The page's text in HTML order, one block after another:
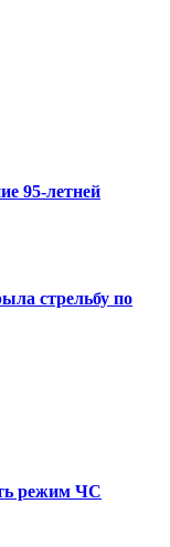
95-летней
стрельбу по
режим ЧС